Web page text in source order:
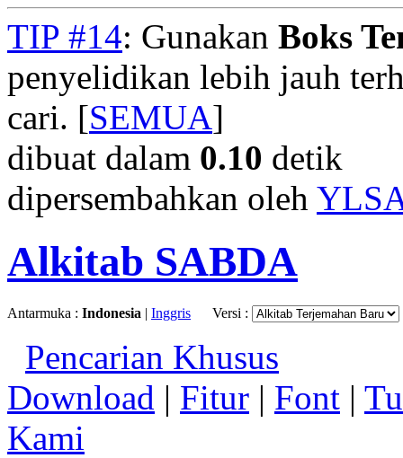
TIP #14: Gunakan Boks
penyelidikan lebih jauh
cari. [SEMUA]
dibuat dalam 0.10 detik
dipersembahkan oleh
Alkitab SABDA
Antarmuka : Indonesia | Inggris Versi :
Pencarian Khusus
Download | Fitur | Font |
Kami